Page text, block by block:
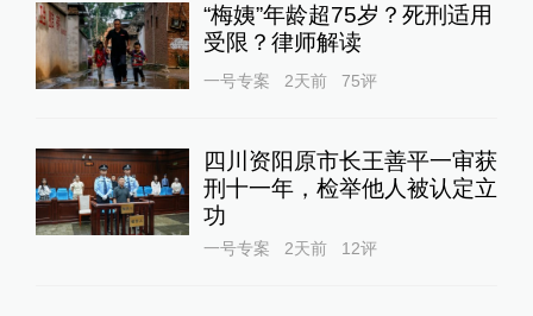
“梅姨”年龄超75岁？死刑适用
受限？律师解读
一号专案 2天前 75评
四川资阳原市长王善平一审获
刑十一年，检举他人被认定立
功
一号专案 2天前 12评